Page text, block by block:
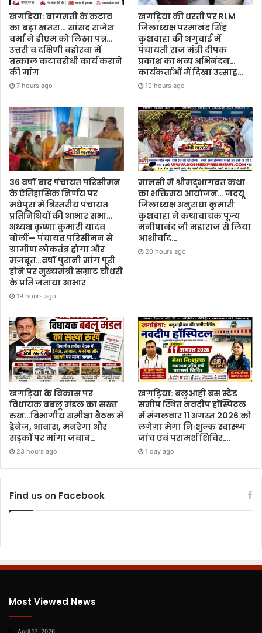
खगड़िया: बागमती के कटाव
का बढ़ा खतरा… सांसद राजेश
वर्मा ने डीएम को लिखा पत्र…
उत्तरी व दक्षिणी बहोरवा में
तत्काल कटावरोधी कार्य कराने
की मांग
7 hours ago
खगड़िया की धरती पर RLM
जिलाध्यक्ष परमानंद सिंह
कुशवाहा की अगुवाई में
पंचायती राज मंत्री दीपक
प्रकाश का भव्य अभिनंदन…
कार्यकर्ताओं में दिखा उत्साह…
19 hours ago
36 वर्षों बाद पंचायत परिसीमन
के ऐतिहासिक निर्णय पर
मधेपुरा में त्रिस्तरीय पंचायत
प्रतिनिधियों की आभार सभा…
अध्यक्ष कृष्णा कुमारी यादव
बोलीं— पंचायत परिसीमन से
ग्रामीण लोकतंत्र होगा और
मजबूत…वर्षों पुरानी मांग पूरी
होने पर मुख्यमंत्री सम्राट चौधरी
के प्रति जताया आभार
19 hours ago
मानसी में श्रीमद्भागवत कथा
का भक्तिमय आयोजन… जदयू
जिलाध्यक्ष अनुराधा कुमारी
कुशवाहा ने कथावाचक पूज्य
मनीषानंद जी महाराज से लिया
आशीर्वाद…
20 hours ago
खगड़िया के विकास पर
विधायक बबलू मंडल का सख्त
रुख…विभागीय समीक्षा बैठक में
ड्रेनेज, आवास, मनरेगा और
सड़कों पर मांगा जवाब…
23 hours ago
खगड़िया: बलुआही बस स्टैंड
समीप स्थित नवदीप हॉस्पिटल
में मंगलवार 11 अगस्त 2026 को
लगेगा मेगा निःशुल्क स्वास्थ्य
जांच एवं परामर्श शिविर….
1 day ago
Find us on Facebook
Most Viewed News
April 17, 2026